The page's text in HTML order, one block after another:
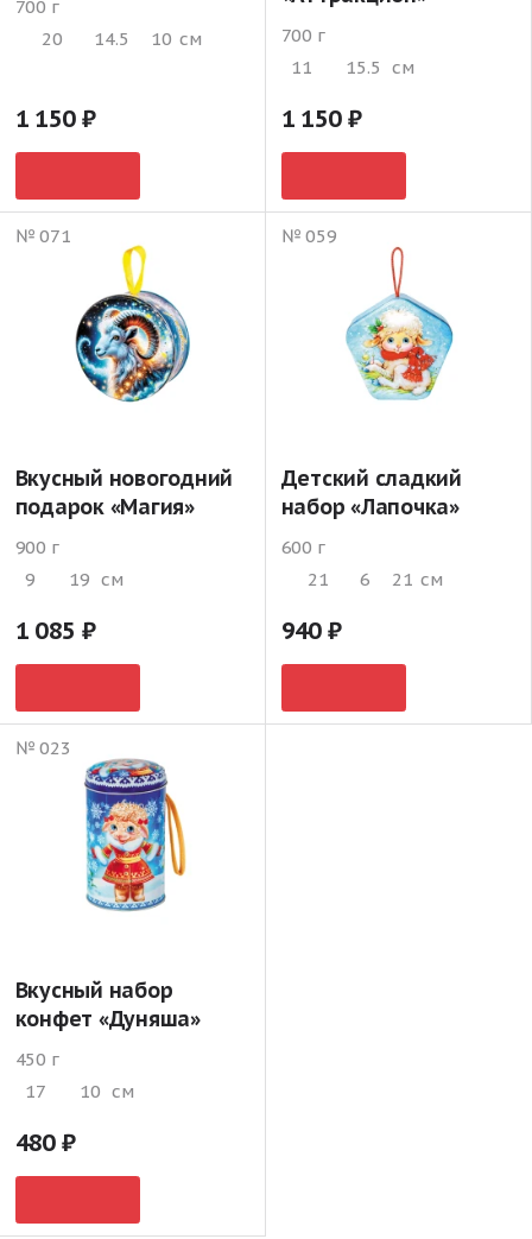
700 г
20
14.5 10 см
1 150
700 г
11
15.5 см
1 150
№ 071
Вкусный новогодний
подарок «Магия»
900 г
9
19 см
1 085
№ 059
Детский сладкий
набор «Лапочка»
600 г
21
6 21 см
940
№ 023
Вкусный набор
конфет «Дуняша»
450 г
17
10 см
480